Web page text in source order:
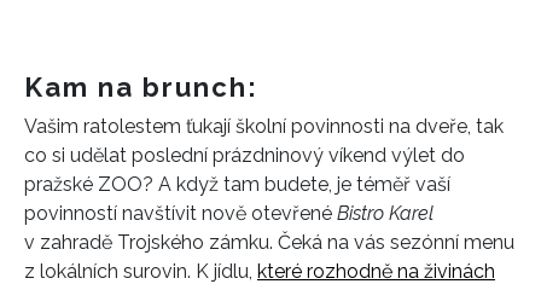
Kam na brunch:
Vašim ratolestem ťukají školní povinnosti na dveře, tak
co si udělat poslední prázdninový víkend výlet do
pražské ZOO? A když tam budete, je téměř vaší
povinností navštívit nově otevřené Bistro Karel
v zahradě Trojského zámku. Čeká na vás sezónní menu
z lokálních surovin. K jídlu, které rozhodně na živinách